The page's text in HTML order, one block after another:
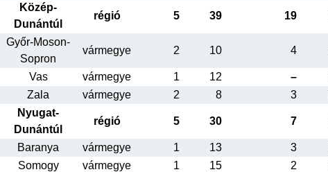
Közép-
Dunántúl
régió 5 39 19
Győr-Moson-
Sopron
vármegye 2 10 4
Vas vármegye 1 12 –
Zala
vármegye 2 8 3
Nyugat-
Dunántúl
régió 5 30 7
Baranya vármegye 1 13 3
Somogy
vármegye 1 15 2